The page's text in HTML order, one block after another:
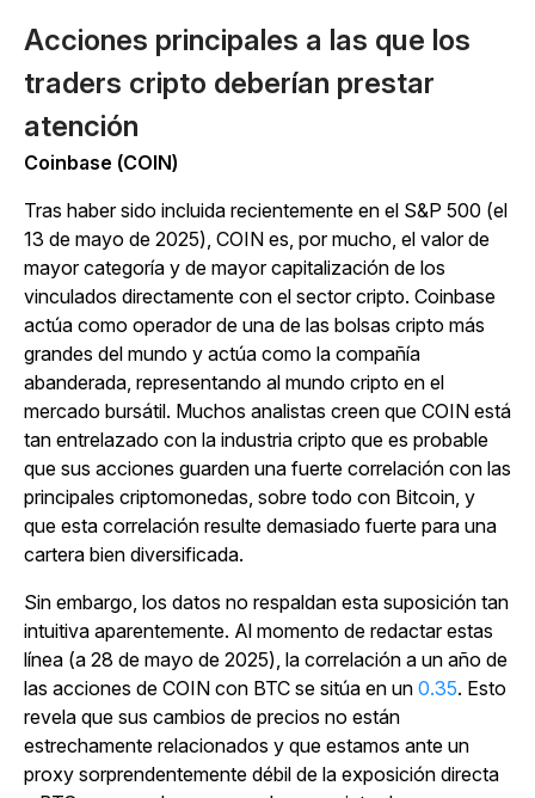
Acciones principales a las que los
traders cripto deberían prestar
atención
Coinbase (COIN)
Tras haber sido incluida recientemente en el S&P 500 (el
13 de mayo de 2025), COIN es, por mucho, el valor de
mayor categoría y de mayor capitalización de los
vinculados directamente con el sector cripto. Coinbase
actúa como operador de una de las bolsas cripto más
grandes del mundo y actúa como la compañía
abanderada, representando al mundo cripto en el
mercado bursátil. Muchos analistas creen que COIN está
tan entrelazado con la industria cripto que es probable
que sus acciones guarden una fuerte correlación con las
principales criptomonedas, sobre todo con Bitcoin, y
que esta correlación resulte demasiado fuerte para una
cartera bien diversificada.
Sin embargo, los datos no respaldan esta suposición tan
intuitiva aparentemente. Al momento de redactar estas
línea (a 28 de mayo de 2025), la correlación a un año de
las acciones de COIN con BTC se sitúa en un 0.35. Esto
revela que sus cambios de precios no están
estrechamente relacionados y que estamos ante un
proxy sorprendentemente débil de la exposición directa